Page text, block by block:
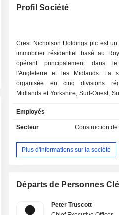
Profil Société
Crest Nicholson Holdings plc est un
immobilier résidentiel basé au
opérant principalement dans
l'Angleterre et les Midlands. La
organisée en cinq divisions
Midlands et Yorkshire, Sud-Ouest,
projets immobiliers à usage mixte,
résidentiel, au Royaume-Uni. Elles
contribuent à soutenir et à
performance constante à
avec des fournisseurs agréés de
comprennent Crest Nicholson
Employés
Secteur Construction
Plus d'informations sur la société
Départs de Personnes
Peter Truscott